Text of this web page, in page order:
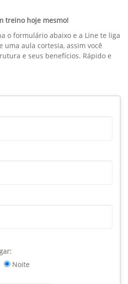
treino hoje mesmo!
o formulário abaixo e a Line te liga
uma aula cortesia, assim você
e seus benefícios. Rápido e
Noite